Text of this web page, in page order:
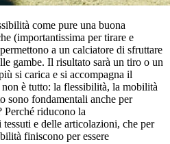
come pure una buona
(importantissima per tirare e
a un calciatore di sfruttare
gambe. Il risultato sarà un tiro o un
si carica e si accompagna il
è tutto: la flessibilità, la mobilità
sono fondamentali anche per
riducono la
e delle articolazioni, che per
finiscono per essere